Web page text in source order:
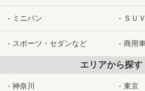
ミニバン ＳＵＶ
スポーツ・セダンなど 商用
エリアから探す
神奈川 東京